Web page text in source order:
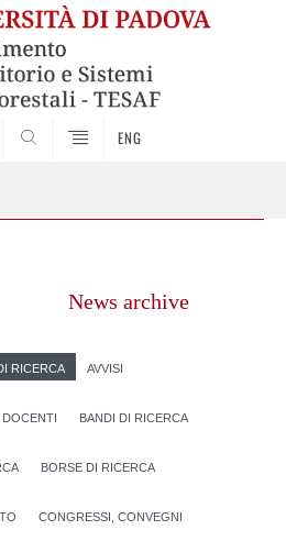
ENG
News archive
RICERCA AVVISI
BANDI DI RICERCA
BORSE DI RICERCA
CONGRESSI, CONVEGNI